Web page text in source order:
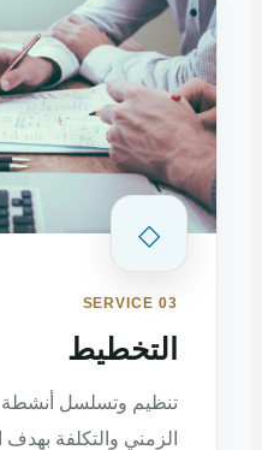
◇
SERVICE 03
التخطيط
تنظيم وتسلسل أنشطة
الزمني والتكلفة بهدف